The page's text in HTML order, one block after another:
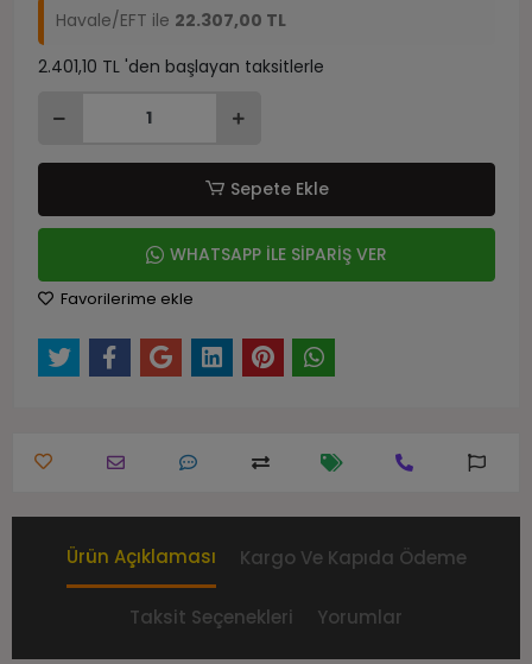
Havale/EFT ile 22.307,00 TL
2.401,10 TL 'den başlayan taksitlerle
Sepete Ekle
WHATSAPP İLE SİPARİŞ VER
Favorilerime ekle
Ürün Açıklaması Kargo Ve Kapıda Ödeme
Taksit Seçenekleri Yorumlar